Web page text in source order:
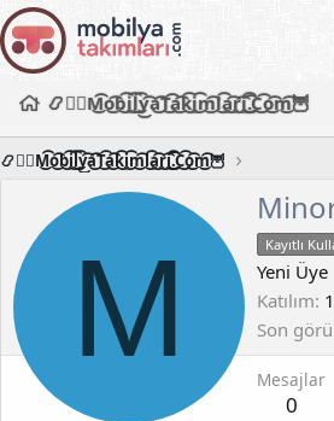
📿🧙‍♂️M͜͡o͜͡b͜͡i͜͡l͜͡y͜͡a͜͡T͜͡a͜͡k͜͡i͜͡m͜͡l͜͡a͜͡r͜͡i͜͡.͜͡C͜͡o͜͡m͜͡🦉
📿🧙‍♂️M͜͡o͜͡b͜͡i͜͡l͜͡y͜͡a͜͡T͜͡a͜͡k͜͡i͜͡m͜͡l͜͡a͜͡r͜͡i͜͡.͜͡C͜͡o͜͡m͜͡🦉
M Kayıtlı
Yeni Üye
Katılım
Son
Mesajlar
0